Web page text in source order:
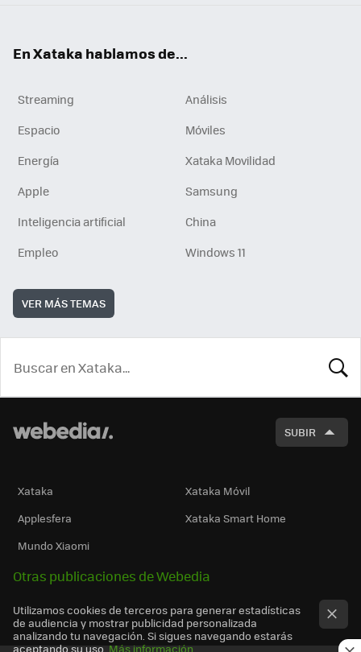
En Xataka hablamos de...
Streaming
Análisis
Espacio
Móviles
Energía
Xataka Movilidad
Apple
Samsung
Inteligencia artificial
China
Empleo
Windows 11
VER MÁS TEMAS
SUBIR
Xataka
Xataka Móvil
Applesfera
Xataka Smart Home
Mundo Xiaomi
Otras publicaciones de Webedia
Utilizamos cookies de terceros para generar estadísticas
de audiencia y mostrar publicidad personalizada
analizando tu navegación. Si sigues navegando estarás
aceptando su uso. Más información